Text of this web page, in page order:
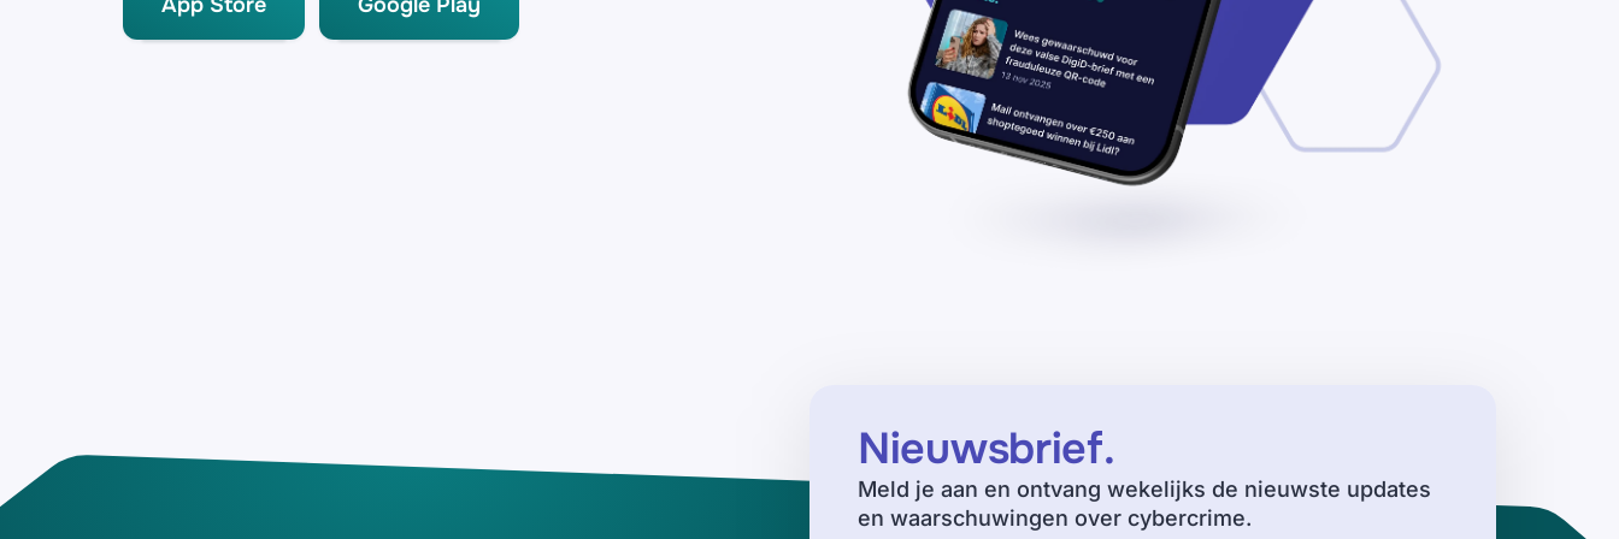
Nieuwsbrief.
Meld je aan en ontvang wekelijks de nieuwste updates
en waarschuwingen over cybercrime.